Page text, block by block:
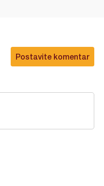
Postavite komentar